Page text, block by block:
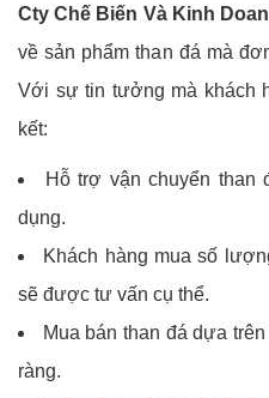
Cty Chế Biến Và Kinh
về sản phẩm than đá mà
Với sự tin tưởng mà khách
kết:
Hỗ trợ vận chuyển than
dụng.
Khách hàng mua số
sẽ được tư vấn cụ thể.
Mua bán than đá dựa
ràng.